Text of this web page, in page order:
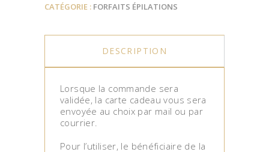
CATÉGORIE : FORFAITS ÉPILATIONS
DESCRIPTION
Lorsque la commande sera
validée, la carte cadeau vous sera
envoyée au choix par mail ou par
courrier.
Pour l’utiliser, le bénéficiaire de la